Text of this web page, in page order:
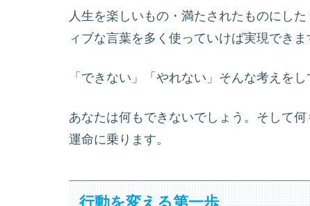
人生を楽しいもの・満たされたものにし
ィブな言葉を多く使っていけば実現できま
「できない」「やれない」そんな考えを
あなたは何もできないでしょう。そして
運命に乗ります。
行動を変える第一歩